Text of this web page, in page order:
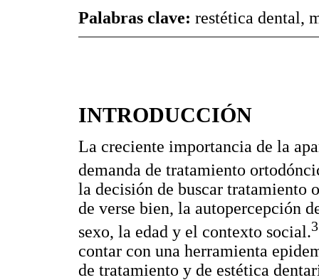
Palabras clave: restética dental,
INTRODUCCIÓN
La creciente importancia de la
demanda de tratamiento
la decisión de buscar tratamiento
de verse bien, la autopercepción
sexo, la edad y el contexto social.3
contar con una herramienta
de tratamiento y de estética